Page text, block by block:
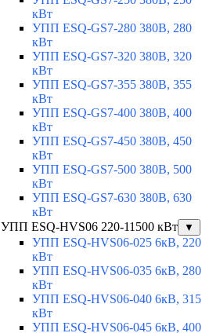
кВт
УПП ESQ-GS7-280 380В, 280
кВт
УПП ESQ-GS7-320 380В, 320
кВт
УПП ESQ-GS7-355 380В, 355
кВт
УПП ESQ-GS7-400 380В, 400
кВт
УПП ESQ-GS7-450 380В, 450
кВт
УПП ESQ-GS7-500 380В, 500
кВт
УПП ESQ-GS7-630 380В, 630
кВт
УПП ESQ-HVS06 220-11500 кВт
▼
УПП ESQ-HVS06-025 6кВ, 220
кВт
УПП ESQ-HVS06-035 6кВ, 280
кВт
УПП ESQ-HVS06-040 6кВ, 315
кВт
УПП ESQ-HVS06-045 6кВ, 400